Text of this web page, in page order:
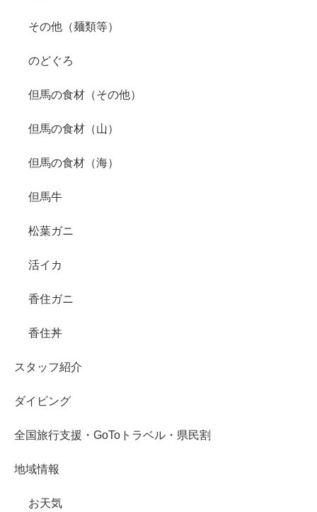
その他（麺類等）
のどぐろ
但馬の食材（その他）
但馬の食材（山）
但馬の食材（海）
但馬牛
松葉ガニ
活イカ
香住ガニ
香住丼
スタッフ紹介
ダイビング
全国旅行支援・GoToトラベル・県民割
地域情報
お天気